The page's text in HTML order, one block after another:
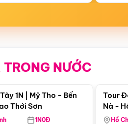
TRONG NƯỚC
Điểm nổi bật
1N | Mỹ Tho - Bến
Thới Sơn
1N0Đ
Tour
Nà -
Nha
Hồ